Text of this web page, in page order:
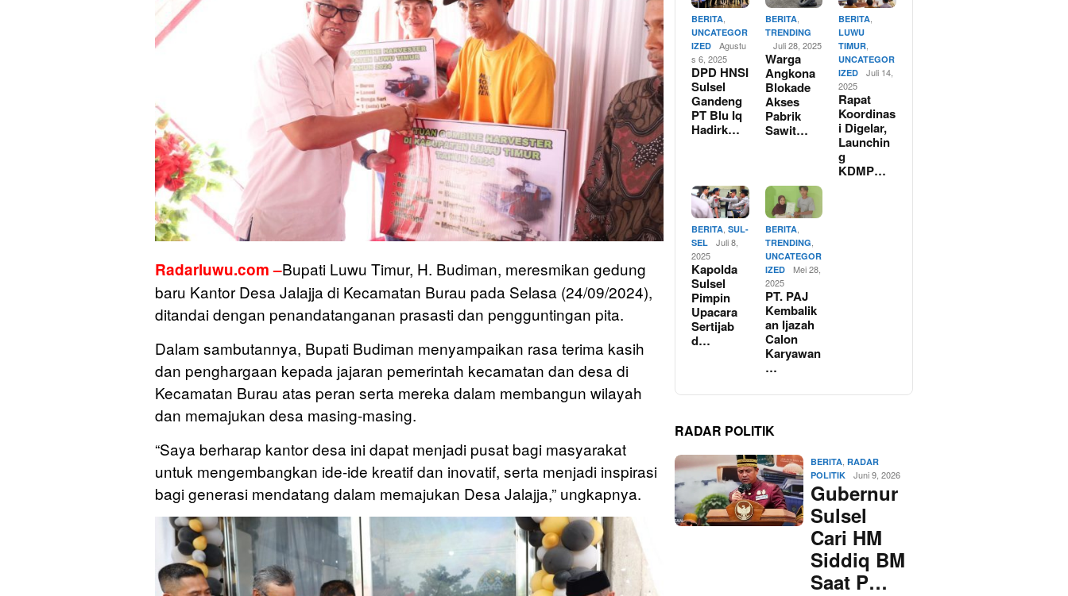
Radarluwu.com –Bupati Luwu Timur, H. Budiman, meresmikan gedung
baru Kantor Desa Jalajja di Kecamatan Burau pada Selasa (24/09/2024),
ditandai dengan penandatanganan prasasti dan pengguntingan pita.
Dalam sambutannya, Bupati Budiman menyampaikan rasa terima kasih
dan penghargaan kepada jajaran pemerintah kecamatan dan desa di
Kecamatan Burau atas peran serta mereka dalam membangun wilayah
dan memajukan desa masing-masing.
“Saya berharap kantor desa ini dapat menjadi pusat bagi masyarakat
untuk mengembangkan ide-ide kreatif dan inovatif, serta menjadi inspirasi
bagi generasi mendatang dalam memajukan Desa Jalajja,” ungkapnya.
BERITA,
UNCATEGOR
IZED
Agustu
s 6, 2025
DPD HNSI
Sulsel
Gandeng
PT Blu Iq
Hadirk…
BERITA,
TRENDING
Juli 28, 2025
Warga
Angkona
Blokade
Akses
Pabrik
Sawit…
BERITA,
LUWU
TIMUR,
UNCATEGOR
IZED
Juli 14,
2025
Rapat
Koordinas
i Digelar,
Launchin
g
KDMP…
BERITA ,SUL-
SEL
Juli 8,
2025
Kapolda
Sulsel
Pimpin
Upacara
Sertijab
d…
BERITA,
TRENDING
UNCATEGOR
IZED
Mei 28,
2025
PT. PAJ
Kembalik
an Ijazah
Calon
Karyawan
…
RADAR POLITIK
BERITA ,RADAR
POLITIK
Juni 9, 2026
Gubernur
Sulsel
Cari HM
Siddiq BM
Saat P…